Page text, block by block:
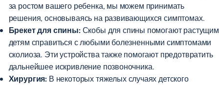
за ростом вашего ребенка, мы можем принимать
решения, основываясь на развивающихся симптомах.
Брекет для спины:Скобы для спины помогают растущим
детям справиться с любыми болезненными симптомами
сколиоза. Эти устройства также помогают предотвратить
дальнейшее искривление позвоночника.
Хирургия: В некоторых тяжелых случаях детского